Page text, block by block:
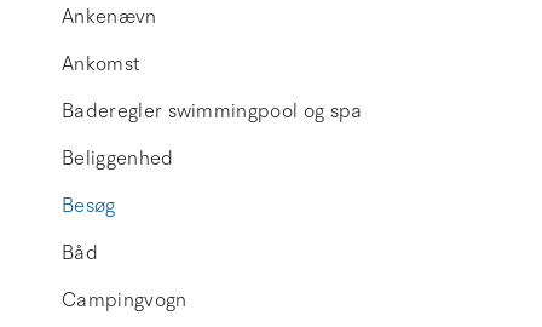
Ankenævn
Ankomst
Baderegler swimmingpool og spa
Beliggenhed
Besøg
Båd
Campingvogn